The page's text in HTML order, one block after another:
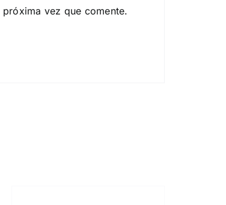
vez que comente.